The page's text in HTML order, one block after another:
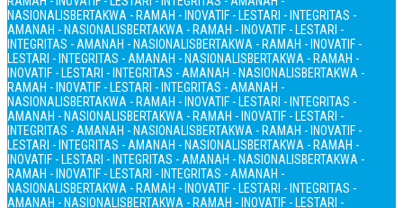
NASIONALISBERTAKWA - RAMAH - INOVATIF - LESTARI - INTEGRITAS -
AMANAH - NASIONALISBERTAKWA - RAMAH - INOVATIF - LESTARI -
INTEGRITAS - AMANAH - NASIONALISBERTAKWA - RAMAH - INOVATIF -
LESTARI - INTEGRITAS - AMANAH - NASIONALISBERTAKWA - RAMAH -
INOVATIF - LESTARI - INTEGRITAS - AMANAH - NASIONALISBERTAKWA -
RAMAH - INOVATIF - LESTARI - INTEGRITAS - AMANAH -
NASIONALISBERTAKWA - RAMAH - INOVATIF - LESTARI - INTEGRITAS -
AMANAH - NASIONALISBERTAKWA - RAMAH - INOVATIF - LESTARI -
INTEGRITAS - AMANAH - NASIONALISBERTAKWA - RAMAH - INOVATIF -
LESTARI - INTEGRITAS - AMANAH - NASIONALISBERTAKWA - RAMAH -
INOVATIF - LESTARI - INTEGRITAS - AMANAH - NASIONALISBERTAKWA -
RAMAH - INOVATIF - LESTARI - INTEGRITAS - AMANAH -
NASIONALISBERTAKWA - RAMAH - INOVATIF - LESTARI - INTEGRITAS -
AMANAH - NASIONALISBERTAKWA - RAMAH - INOVATIF - LESTARI -